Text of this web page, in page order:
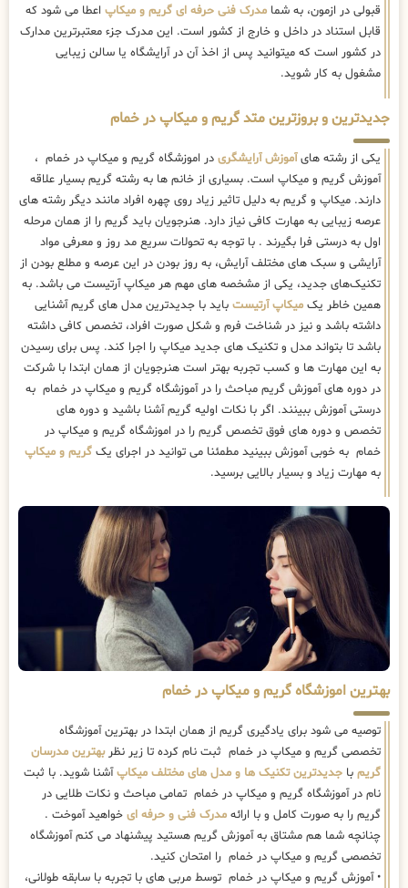
قبولی در ازمون، به شما مدرک فنی حرفه ای گریم و میکاپ اعطا می شود که
قابل استناد در داخل و خارج از کشور است. این مدرک جزء معتبرترین مدارک
در کشور است که میتوانید پس از اخذ آن در آرایشگاه یا سالن زیبایی
مشغول به کار شوید.
جدیدترین و بروزترین متد گریم و میکاپ در خمام
یکی از رشته هایآموزش آرایشگری در اموزشگاه گریم و میکاپ در خمام ،
آموزش گریم و میکاپ است. بسیاری از خانم ها به رشته گریم بسیار علاقه
دارند. میکاپ و گریم به دلیل تاثیر زیاد روی چهره افراد مانند دیگر رشته های
عرصه زیبایی به مهارت کافی نیاز دارد. هنرجویان باید گریم را از همان مرحله
اول به درستی فرا بگیرند . با توجه به تحولات سریع مد روز و معرفی مواد
آرایشی و سبک های مختلف آرایش، به روز بودن در این عرصه و مطلع بودن از
تکنیک‌های جدید، یکی از مشخصه های مهم هر میکاپ آرتیست می باشد. به
همین خاطر یک میکاپ آرتیست باید با جدیدترین مدل های گریم آشنایی
داشته باشد و نیز در شناخت فرم و شکل صورت افراد، تخصص کافی داشته
باشد تا بتواند مدل و تکنیک های جدید میکاپ را اجرا کند. پس برای رسیدن
به این مهارت ها و کسب تجربه بهتر است هنرجویان از همان ابتدا با شرکت
در دوره های آموزش گریم مباحث را در آموزشگاه گریم و میکاپ در خمام به
درستی آموزش ببینند. اگر با نکات اولیه گریم آشنا باشید و دوره های
تخصص و دوره های فوق تخصص گریم را در اموزشگاه گریم و میکاپ در
خمام به خوبی آموزش ببینید مطمئنا می توانید در اجرای یک گریم و میکاپ
به مهارت زیاد و بسیار بالایی برسید.
بهترین اموزشگاه گریم و میکاپ در خمام
توصیه می شود برای یادگیری گریم از همان ابتدا در بهترین آموزشگاه
تخصصی گریم و میکاپ در خمام ثبت نام کرده تا زیر نظربهترین مدرسان
گریم با جدیدترین تکنیک ها و مدل های مختلف میکاپآشنا شوید. با ثبت
نام در آموزشگاه گریم و میکاپ در خمام تمامی مباحث و نکات طلایی در
گریم را به صورت کامل و با ارائه مدرک فنی و حرفه ای خواهید آموخت .
چنانچه شما هم مشتاق به آموزش گریم هستید پیشنهاد می کنم آموزشگاه
تخصصی گریم و میکاپ در خمام را امتحان کنید.
• آموزش گریم و میکاپ در خمام توسط مربی های با تجربه با سابقه طولانی،